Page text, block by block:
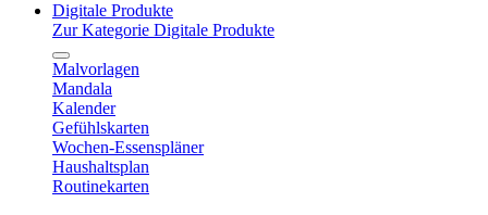
Digitale Produkte
Zur Kategorie Digitale Produkte
Malvorlagen
Mandala
Kalender
Gefühlskarten
Wochen-Essenspläner
Haushaltsplan
Routinekarten